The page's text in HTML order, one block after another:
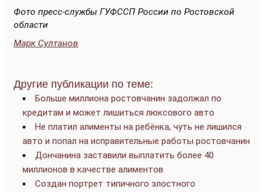
Фото пресс-службы ГУФССП России по Ростовской
области
Марк Султанов
Другие публикации по теме:
Больше миллиона ростовчанин задолжал по
кредитам и может лишиться люксового авто
Не платил алименты на ребёнка, чуть не лишился
авто и попал на исправительные работы ростовчанин
Дончанина заставили выплатить более 40
миллионов в качестве алиментов
Создан портрет типичного злостного